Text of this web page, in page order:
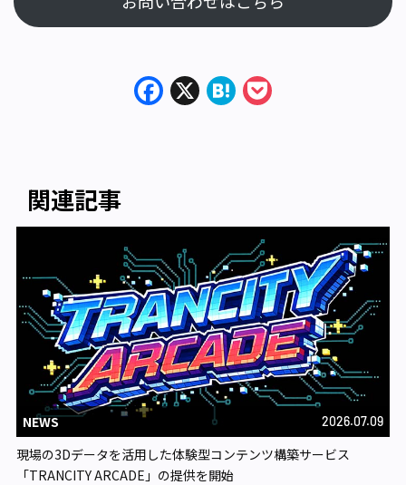
Facebook
X Hatena
関連記事
NEWS 2026.07.09
現場の3Dデータを活用した体験型コンテンツ構築サービス
「TRANCITY ARCADE」の提供を開始